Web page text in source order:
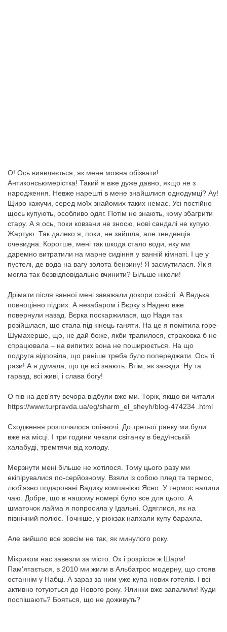
О! Ось виявляється, як мене можна обізвати!
Антиконсьюмерістка! Такий я вже дуже давно, якщо не з
народження. Невже нарешті в мене знайшлися однодумці? Ау!
Щиро кажучи, серед моїх знайомих таких немає. Усі постійно
щось купують, особливо одяг. Потім не знають, кому збагрити
стару. А я ось, поки ковзани не зносю, нові сандалі не купую.
Жартую. Так далеко я, поки, не зайшла, але тенденція
очевидна. Коротше, мені так шкода стало води, яку ми
даремно витратили на марне сидіння у ванній кімнаті. І це у
пустелі, де вода на вагу золота бензину! Я засмутилася. Як я
могла так безвідповідально вчинити? Більше ніколи!
Дрімати після ванної мені заважали докори совісті. А Вадька
повноцінно підрих. А незабаром і Вєрку з Надею вже
повернули назад. Вєрка поскаржилася, що Надя так
розійшлася, що стала під кінець ганяти. На це я помітила горе-
Шумахерше, що, не дай боже, якби трапилося, страховка б не
спрацювала – на випитих вона не поширюється. На що
подруга відповіла, що раніше треба було попереджати. Ось ті
рази! А я думала, що це всі знають. Втім, як завжди. Ну та
гаразд, всі живі, і слава богу!
О пів на дев'яту вечора відбули вже ми. Торік, якщо ви читали
https://www.turpravda.ua/eg/sharm_el_sheyh/blog-474234 .html
Сходження розпочалося опівночі. До третьої ранку ми були
вже на місці. І три години чекали світанку в бедуїнській
халабуді, тремтячи від холоду.
Мерзнути мені більше не хотілося. Тому цього разу ми
екіпірувалися по-серйозному. Взяли із собою плед та термос,
люб'язно подаровані Вадику компанією Ясно. У термос налили
чаю. Добре, що в нашому номері було все для цього. А
шматочок лайма я попросила у їдальні. Одяглися, як на
північний полюс. Точніше, у рюкзак напхали купу барахла.
Але вийшло все зовсім не так, як минулого року.
Мікриком нас завезли за місто. Ох і розрісся ж Шарм!
Пам'ятається, в 2010 ми жили в Альбатрос модерну, що стояв
останнім у Набці. А зараз за ним уже купа нових готелів. І всі
активно готуються до Нового року. Ялинки вже запалили! Куди
поспішають? Бояться, що не доживуть?